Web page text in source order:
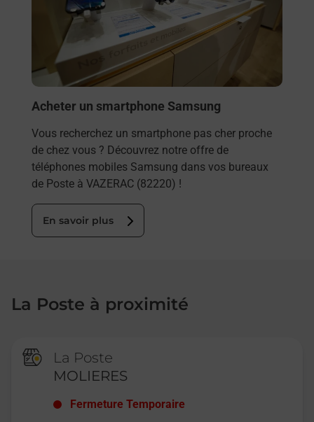
Acheter un smartphone Samsung
Vous recherchez un smartphone pas cher proche
de chez vous ? Découvrez notre offre de
téléphones mobiles Samsung dans vos bureaux
de Poste à VAZERAC (82220) !
En savoir plus
La Poste à proximité
La Poste
MOLIERES
Fermeture Temporaire